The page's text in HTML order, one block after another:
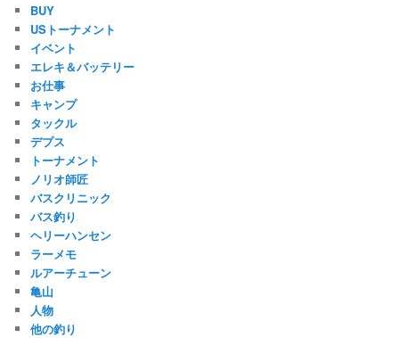
BUY
USトーナメント
イベント
エレキ＆バッテリー
お仕事
キャンプ
タックル
デプス
トーナメント
ノリオ師匠
バスクリニック
バス釣り
ヘリーハンセン
ラーメモ
ルアーチューン
亀山
人物
他の釣り